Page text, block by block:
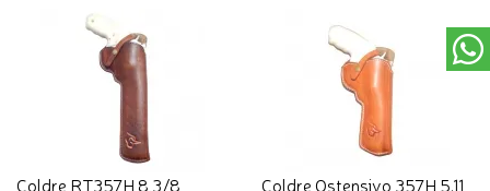
Coldre RT357H 8,3/8
Coldre Ostensivo 357H 5.11